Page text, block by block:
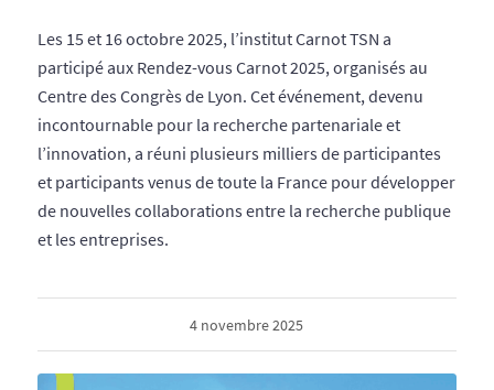
Les 15 et 16 octobre 2025, l’institut Carnot TSN a
participé aux Rendez-vous Carnot 2025, organisés au
Centre des Congrès de Lyon. Cet événement, devenu
incontournable pour la recherche partenariale et
l’innovation, a réuni plusieurs milliers de participantes
et participants venus de toute la France pour développer
de nouvelles collaborations entre la recherche publique
et les entreprises.
4 novembre 2025